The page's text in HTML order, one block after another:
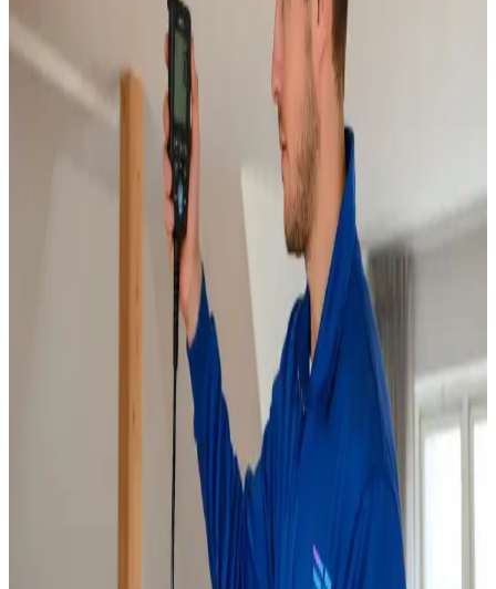
Rens
Grundig rensning af ventilationskanaler, ventiler og
aggregater i Rønnede.